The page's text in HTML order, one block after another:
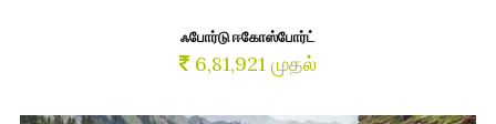
ஃபோர்டு ஈகோஸ்போர்ட்
6,81,921 முதல்